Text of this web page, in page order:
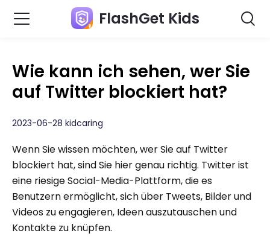
FlashGet Kids
Wie kann ich sehen, wer Sie
auf Twitter blockiert hat?
2023-06-28 kidcaring
Wenn Sie wissen möchten, wer Sie auf Twitter
blockiert hat, sind Sie hier genau richtig. Twitter ist
eine riesige Social-Media-Plattform, die es
Benutzern ermöglicht, sich über Tweets, Bilder und
Videos zu engagieren, Ideen auszutauschen und
Kontakte zu knüpfen.